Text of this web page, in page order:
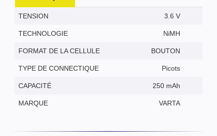
TENSION 3.6 V
TECHNOLOGIE NiMH
FORMAT DE LA CELLULE BOUTON
TYPE DE CONNECTIQUE Picots
CAPACITÉ 250 mAh
MARQUE VARTA